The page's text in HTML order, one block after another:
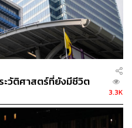
ะวัติศาสตร์ที่ยังมีชีวิต
3.3K